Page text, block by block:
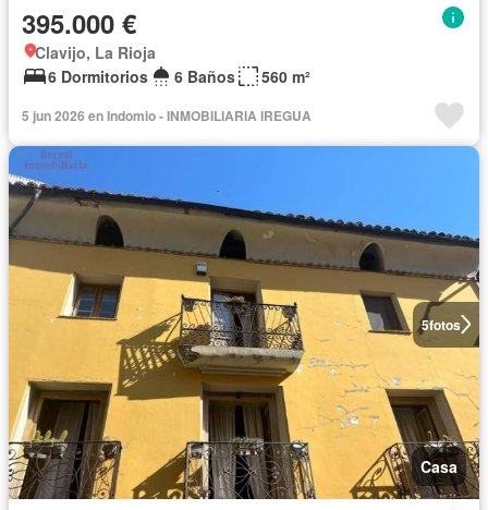
395.000 €
Clavijo, La Rioja
6 Dormitorios
6 Baños 560 m²
5 jun 2026 en Indomio - INMOBILIARIA IREGUA
5fotos
Casa